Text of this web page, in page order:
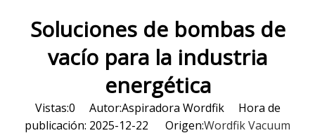
Soluciones de bombas de
vacío para la industria
energética
Vistas:0 Autor:Aspiradora Wordfik Hora de
publicación: 2025-12-22 Origen:Wordfik Vacuum